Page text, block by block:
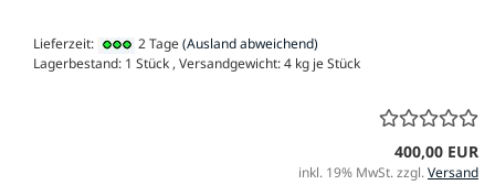
Lieferzeit: 2 Tage(Ausland abweichend)
Lagerbestand: 1 Stück , Versandgewicht:4 kg je Stück
400,00 EUR
inkl. 19% MwSt. zzgl.Versand